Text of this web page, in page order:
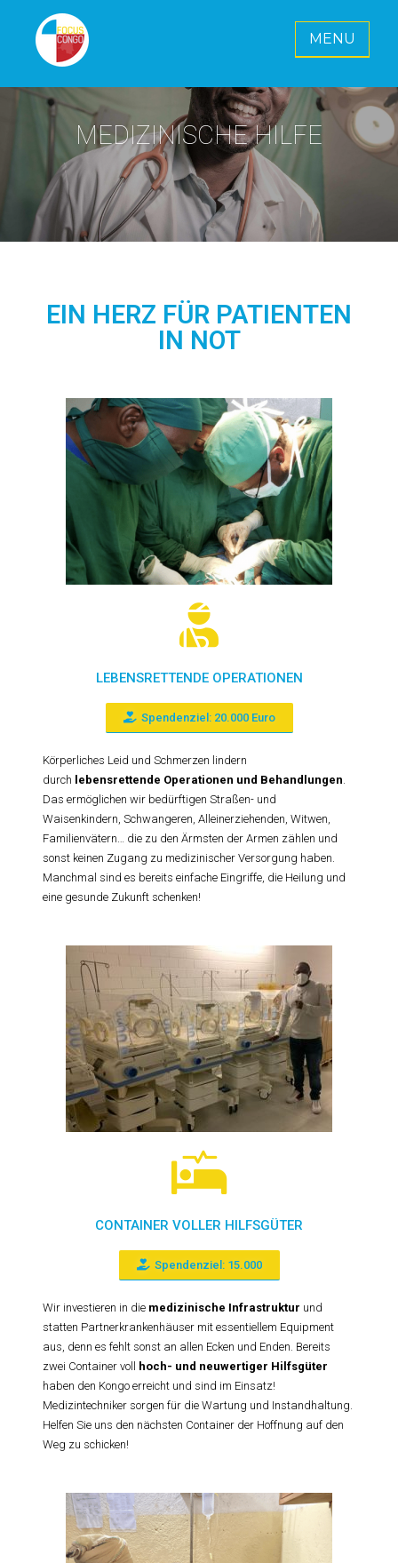
FOCUS CONGO E. V.
Gemeinsam für eine strahlende Zukunft
für Kongo
MENU
MEDIZINISCHE HILFE
EIN HERZ FÜR PATIENTEN
IN NOT
LEBENSRETTENDE OPERATIONEN
Spendenziel: 20.000 Euro
Körperliches Leid und Schmerzen lindern
durch lebensrettende Operationen und Behandlungen.
Das ermöglichen wir bedürftigen Straßen- und
Waisenkindern, Schwangeren, Alleinerziehenden, Witwen,
Familienvätern… die zu den Ärmsten der Armen zählen und
sonst keinen Zugang zu medizinischer Versorgung haben.
Manchmal sind es bereits einfache Eingriffe, die Heilung und
eine gesunde Zukunft schenken!
CONTAINER VOLLER HILFSGÜTER
Spendenziel: 15.000
Wir investieren in die medizinische Infrastruktur und
statten Partnerkrankenhäuser mit essentiellem Equipment
aus, denn es fehlt sonst an allen Ecken und Enden. Bereits
zwei Container voll
hoch- und neuwertiger Hilfsgüter
haben den Kongo erreicht und sind im Einsatz!
Medizintechniker sorgen für die Wartung und Instandhaltung.
Helfen Sie uns den nächsten Container der Hoffnung auf den
Weg zu schicken!